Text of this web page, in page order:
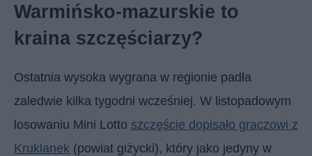
Warmińsko-mazurskie to
kraina szczęściarzy?
Ostatnia wysoka wygrana w regionie padła
zaledwie kilka tygodni wcześniej. W listopadowym
losowaniu Mini Lotto szczęście dopisało graczowi z
Kruklanek (powiat giżycki), który jako jedyny w